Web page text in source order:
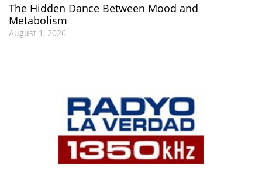
The Hidden Dance Between Mood and
Metabolism
August 1, 2026